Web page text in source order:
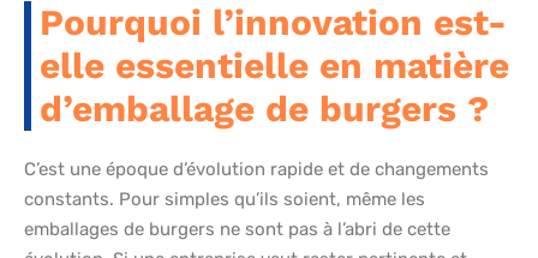
Pourquoi l’innovation est-
elle essentielle en matière
d’emballage de burgers ?
C’est une époque d’évolution rapide et de changements
constants. Pour simples qu’ils soient, même les
emballages de burgers ne sont pas à l’abri de cette